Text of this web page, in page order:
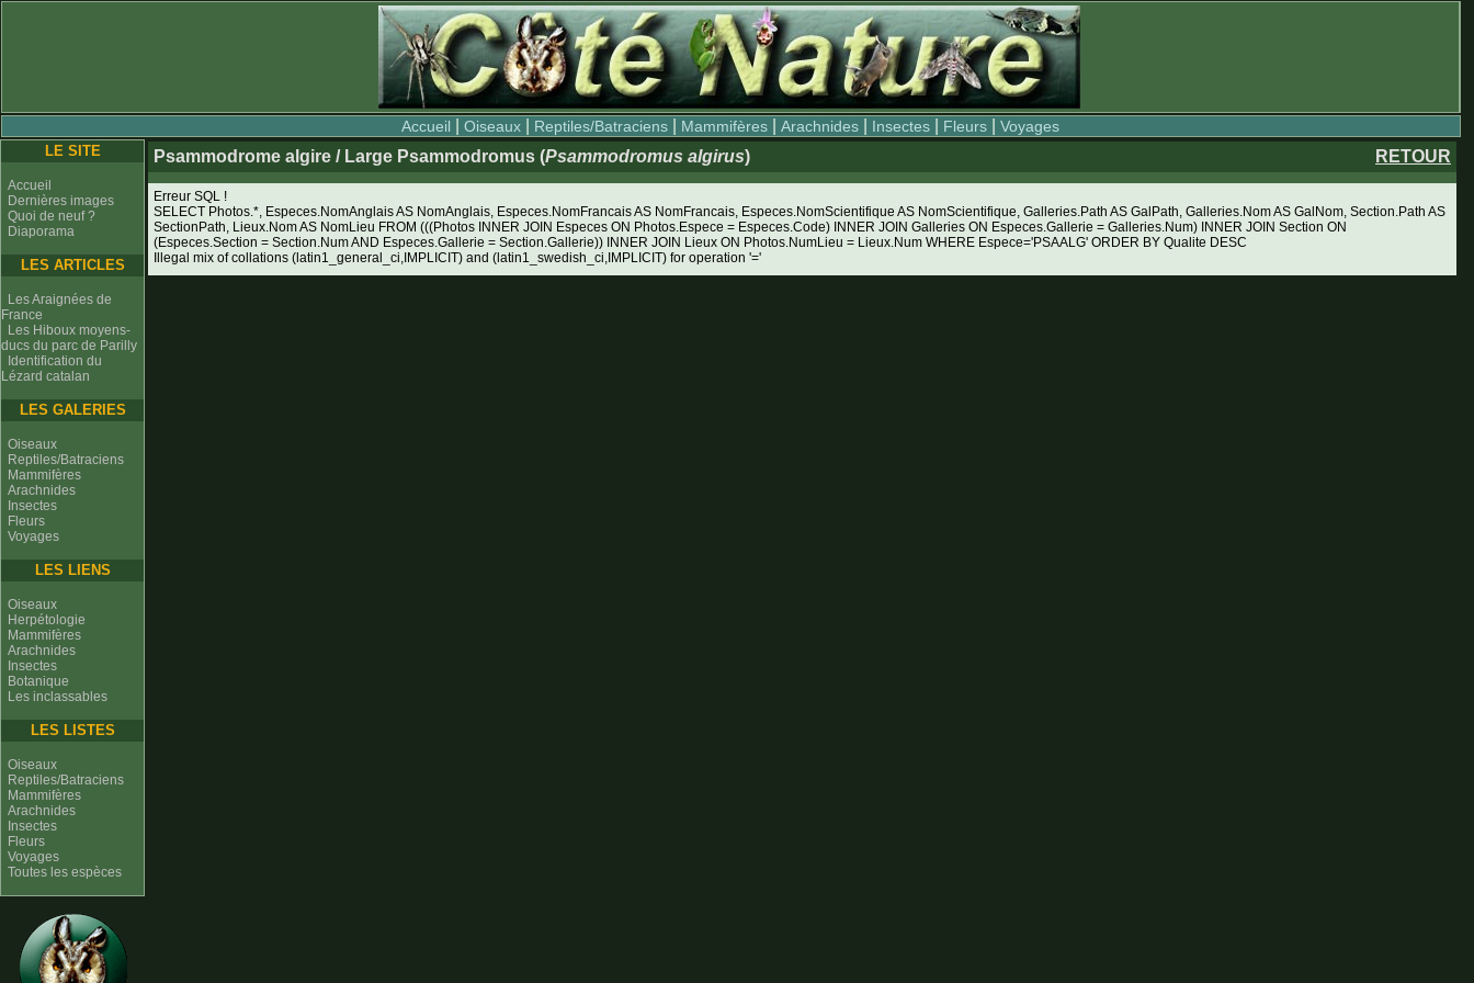
Accueil |Oiseaux Reptiles/Batraciens Mammifères |Arachnides Insectes Fleurs |Voyages
LE SITE
Accueil
Dernières images
Quoi de neuf ?
Diaporama
LES ARTICLES
Les Araignées de
France
Les Hiboux moyens-
ducs du parc de Parilly
Identification du
Lézard catalan
LES GALERIES
Oiseaux
Reptiles/Batraciens
Mammifères
Arachnides
Insectes
Fleurs
Voyages
LES LIENS
Oiseaux
Herpétologie
Mammifères
Arachnides
Insectes
Botanique
Les inclassables
LES LISTES
Oiseaux
Reptiles/Batraciens
Mammifères
Arachnides
Insectes
Fleurs
Voyages
Toutes les espèces
Psammodrome algire / Large Psammodromus (Psammodromus algirus) RETOUR
Erreur SQL !
SELECT Photos.*, Especes.NomAnglais AS NomAnglais, Especes.NomFrancais AS NomFrancais, Especes.NomScientifique AS NomScientifique, Galleries.Path AS GalPath, Galleries.Nom AS GalNom, Section.Path AS
SectionPath, Lieux.Nom AS NomLieu FROM (((Photos INNER JOIN Especes ON Photos.Espece = Especes.Code) INNER JOIN Galleries ON Especes.Gallerie = Galleries.Num) INNER JOIN Section ON
(Especes.Section = Section.Num AND Especes.Gallerie = Section.Gallerie)) INNER JOIN Lieux ON Photos.NumLieu = Lieux.Num WHERE Espece='PSAALG' ORDER BY Qualite DESC
Illegal mix of collations (latin1_general_ci,IMPLICIT) and (latin1_swedish_ci,IMPLICIT) for operation '='